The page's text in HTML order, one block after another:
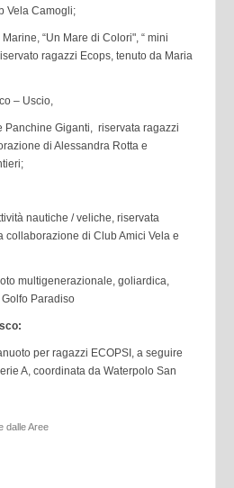
Vela Camogli;
“Un Mare di Colori", “ mini
ragazzi Ecops, tenuto da Maria
– Uscio,
Panchine Giganti, riservata ragazzi
di Alessandra Rotta e
nautiche / veliche, riservata
collaborazione di Club Amici Vela e
multigenerazionale, goliardica,
Paradiso
per ragazzi ECOPSI, a seguire
A, coordinata da Waterpolo San
dalle Aree